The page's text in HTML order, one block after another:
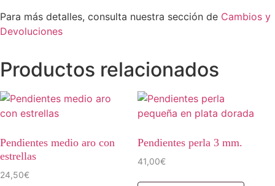
Para más detalles, consulta nuestra sección de Cambios y
Devoluciones
Productos relacionados
Pendientes medio aro con
estrellas
24,50€
Pendientes perla 3 mm.
41,00€